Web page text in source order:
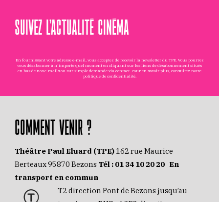
SUIVEZ L’ACTUALITÉ CINÉMA
En fournissant votre adresse e-mail, vous acceptez de recevoir la newsletter du TPE. Vous pourrez
vous désabonner à n'importe quel moment en cliquant sur les liens de désabonnement situés
en bas de nos e-mails ou sur simple demande via contact . Pour en savoir plus, consultez notre
politique de confidentialité.
COMMENT VENIR ?
Théâtre Paul Eluard (TPE) 162 rue Maurice
Berteaux 95870 Bezons Tél : 01 34 10 20 20 En
transport en commun
T2 direction Pont de Bezons jusqu’au